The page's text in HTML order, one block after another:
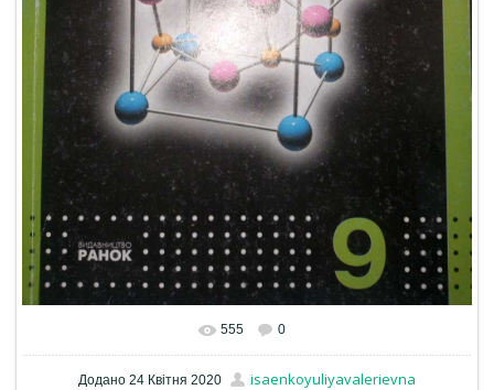
555 0
Додано 24 Квітня 2020 isaenkoyuliyavalerievna